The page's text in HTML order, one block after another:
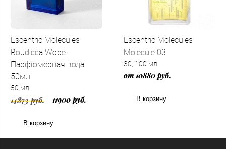
Escentric Molecules
Boudicca Wode
Парфюмерная вода
50мл
50 мл
14873 руб. 11900 руб.
В корзину
Escentric Molecules
Molecule 03
30, 100 мл
от 10880 руб.
В корзину